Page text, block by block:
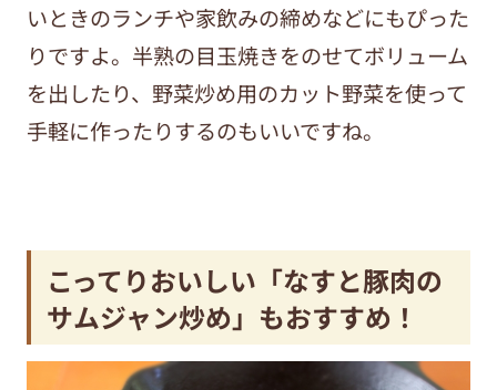
いときのランチや家飲みの締めなどにもぴった
りですよ。半熟の目玉焼きをのせてボリューム
を出したり、野菜炒め用のカット野菜を使って
手軽に作ったりするのもいいですね。
こってりおいしい「なすと豚肉の
サムジャン炒め」もおすすめ！